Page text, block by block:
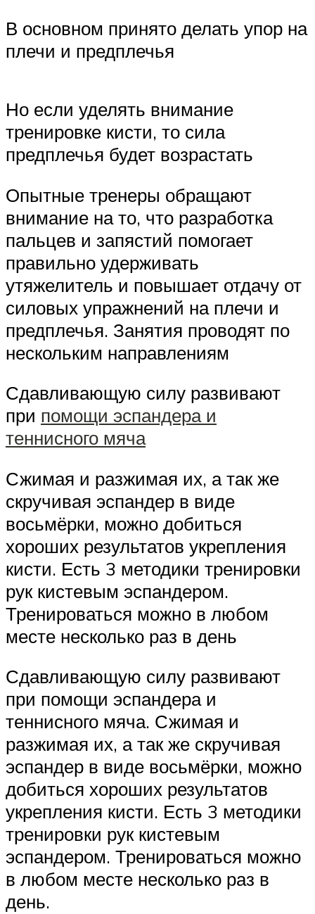
В основном принято делать упор на
плечи и предплечья
Но если уделять внимание
тренировке кисти, то сила
предплечья будет возрастать
Опытные тренеры обращают
внимание на то, что разработка
пальцев и запястий помогает
правильно удерживать
утяжелитель и повышает отдачу от
силовых упражнений на плечи и
предплечья. Занятия проводят по
нескольким направлениям
Сдавливающую силу развивают
при помощи эспандера и
теннисного мяча
Сжимая и разжимая их, а так же
скручивая эспандер в виде
восьмёрки, можно добиться
хороших результатов укрепления
кисти. Есть 3 методики тренировки
рук кистевым эспандером.
Тренироваться можно в любом
месте несколько раз в день
Сдавливающую силу развивают
при помощи эспандера и
теннисного мяча. Сжимая и
разжимая их, а так же скручивая
эспандер в виде восьмёрки, можно
добиться хороших результатов
укрепления кисти. Есть 3 методики
тренировки рук кистевым
эспандером. Тренироваться можно
в любом месте несколько раз в
день.